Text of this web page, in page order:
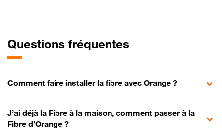
Questions fréquentes
Comment faire installer la fibre avec Orange ?
J’ai déjà la Fibre à la maison, comment passer à la
Fibre d’Orange ?